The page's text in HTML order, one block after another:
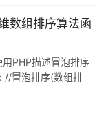
打开
数组排序算法函
PHP描述冒泡排序
//冒泡排序(数组排